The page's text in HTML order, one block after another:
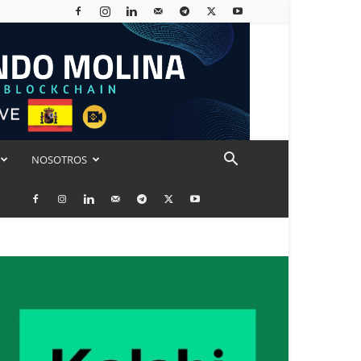
NOSOTROS